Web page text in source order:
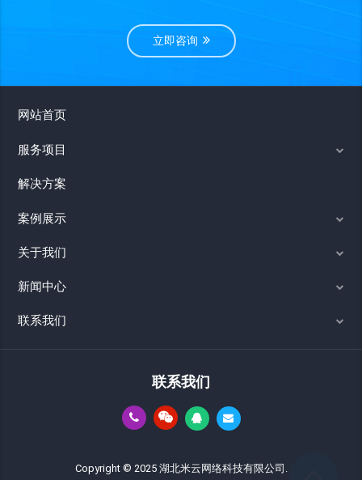
立即咨询
网站首页
服务项目
解决方案
案例展示
关于我们
新闻中心
联系我们
联系我们
Copyright © 2025 湖北米云网络科技有限公司.